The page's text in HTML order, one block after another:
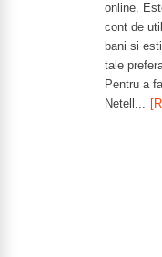
online.
cont de
bani si
tale
Pentru a
Netell...